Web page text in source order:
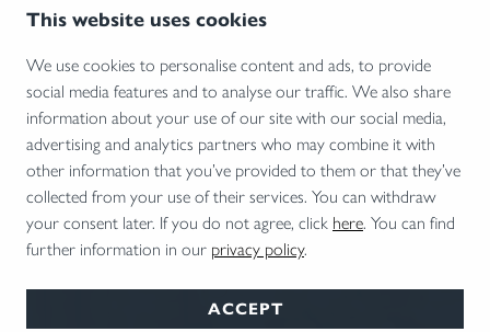
This website uses cookies
We use cookies to personalise content and ads, to provide
social media features and to analyse our traffic. We also share
information about your use of our site with our social media,
advertising and analytics partners who may combine it with
other information that you’ve provided to them or that they’ve
collected from your use of their services. You can withdraw
your consent later. If you do not agree, click here. You can find
further information in our privacy policy.
ACCEPT
23.07.2026 • WILD & NATUR
Kann man draußen besser lernen? Bei der ersten „Kids in
Nature“-Konferenz in Dänemark gab es erstaunliche
Antworten auf die Frage.